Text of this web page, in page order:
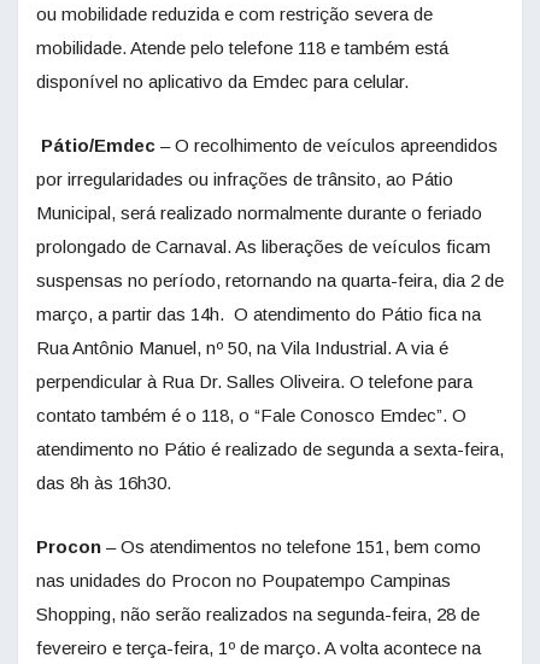
ou mobilidade reduzida e com restrição severa de
mobilidade. Atende pelo telefone 118 e também está
disponível no aplicativo da Emdec para celular.
Pátio/Emdec – O recolhimento de veículos apreendidos
por irregularidades ou infrações de trânsito, ao Pátio
Municipal, será realizado normalmente durante o feriado
prolongado de Carnaval. As liberações de veículos ficam
suspensas no período, retornando na quarta-feira, dia 2 de
março, a partir das 14h. O atendimento do Pátio fica na
Rua Antônio Manuel, nº 50, na Vila Industrial. A via é
perpendicular à Rua Dr. Salles Oliveira. O telefone para
contato também é o 118, o “Fale Conosco Emdec”. O
atendimento no Pátio é realizado de segunda a sexta-feira,
das 8h às 16h30.
Procon – Os atendimentos no telefone 151, bem como
nas unidades do Procon no Poupatempo Campinas
Shopping, não serão realizados na segunda-feira, 28 de
fevereiro e terça-feira, 1º de março. A volta acontece na